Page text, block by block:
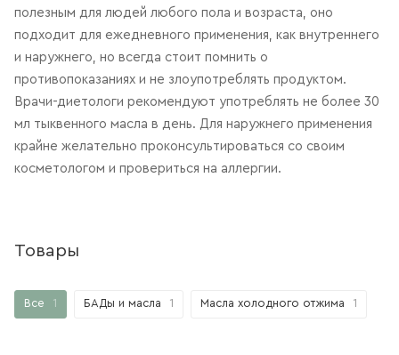
полезным для людей любого пола и возраста, оно
подходит для ежедневного применения, как внутреннего
и наружнего, но всегда стоит помнить о
противопоказаниях и не злоупотреблять продуктом.
Врачи-диетологи рекомендуют употреблять не более 30
мл тыквенного масла в день. Для наружнего применения
крайне желательно проконсультироваться со своим
косметологом и провериться на аллергии.
Товары
Все 1 БАДы и масла 1 Масла холодного отжима 1